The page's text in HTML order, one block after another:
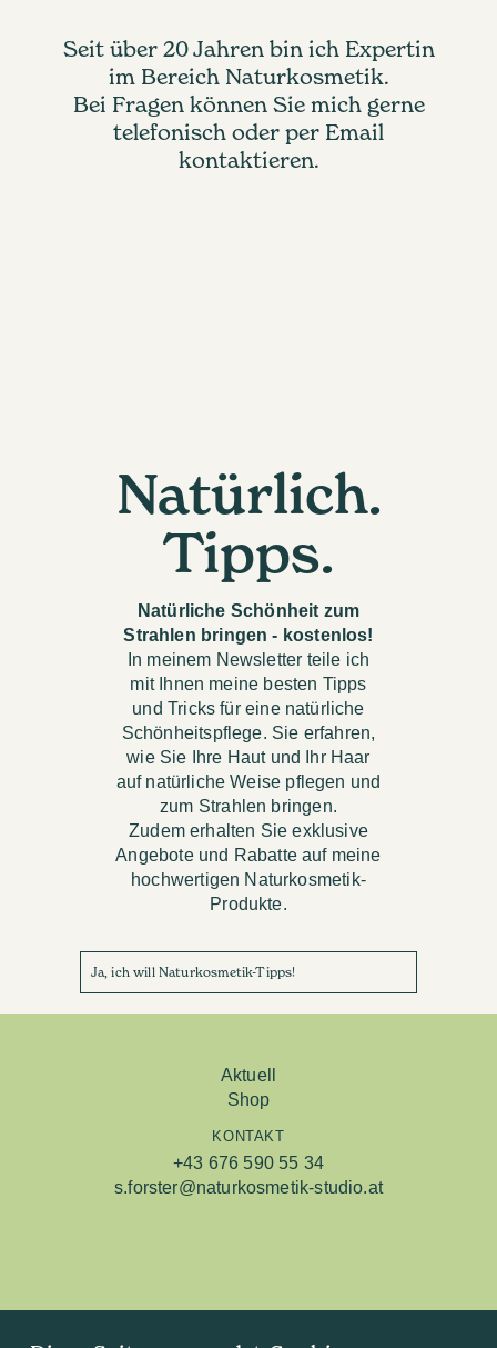
Seit über 20 Jahren bin ich Expertin
im Bereich Naturkosmetik.
Bei Fragen können Sie mich gerne
telefonisch oder per Email
kontaktieren.
Natürlich.
Tipps.
Natürliche Schönheit zum
Strahlen bringen - kostenlos!
In meinem Newsletter teile ich
mit Ihnen meine besten Tipps
und Tricks für eine natürliche
Schönheitspflege. Sie erfahren,
wie Sie Ihre Haut und Ihr Haar
auf natürliche Weise pflegen und
zum Strahlen bringen.
Zudem erhalten Sie exklusive
Angebote und Rabatte auf meine
hochwertigen Naturkosmetik-
Produkte.
Ja, ich will Naturkosmetik-Tipps!
Aktuell
Shop
KONTAKT
+43 676 590 55 34
s.forster@naturkosmetik-studio.at